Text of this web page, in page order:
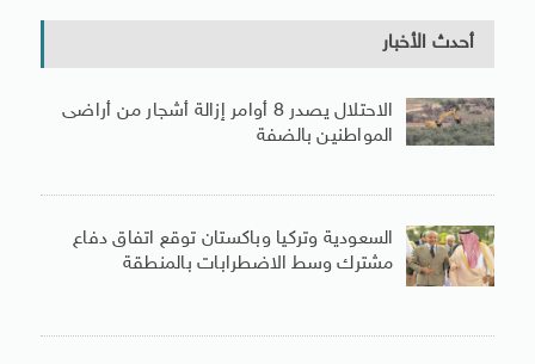
أحدث الأخبار
الاحتلال يصدر 8 أوامر إزالة أشجار من أراضى
المواطنين بالضفة
السعودية وتركيا وباكستان توقع اتفاق دفاع
مشترك وسط الاضطرابات بالمنطقة